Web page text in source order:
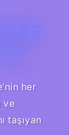
her
ve
taşıyan